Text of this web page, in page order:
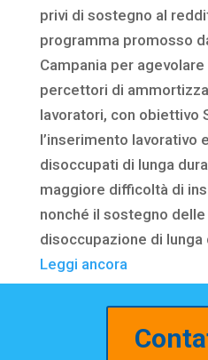
privi di sostegno al
programma promosso
Campania per
percettori di
lavoratori, con obiettivo
l’inserimento lavorativo
disoccupati di lunga
maggiore difficoltà di
nonché il sostegno
disoccupazione di lunga
Leggi ancora